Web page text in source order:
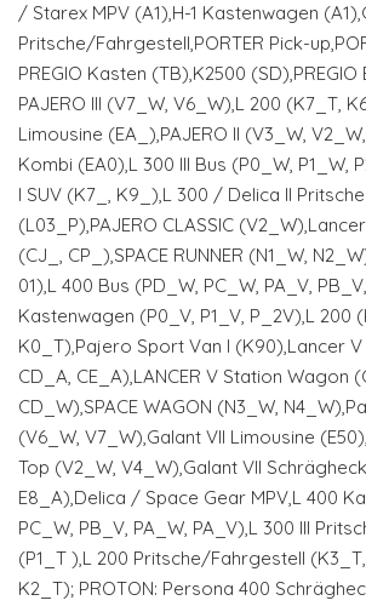
/ Starex MPV (A1),H-1 Kastenwagen
Pritsche/Fahrgestell,PORTER Pick-
PREGIO Kasten (TB),K2500 (SD),PREGIO
PAJERO III (V7_W, V6_W),L 200 (K7_T,
Limousine (EA_),PAJERO II (V3_W,
Kombi (EA0),L 300 III Bus (P0_W, P1_W,
I SUV (K7_, K9_),L 300 / Delica II
(L03_P),PAJERO CLASSIC
(CJ_, CP_),SPACE RUNNER (N1_W,
01),L 400 Bus (PD_W, PC_W, PA_V,
Kastenwagen (P0_V, P1_V, P_2V),L 200
K0_T),Pajero Sport Van I (K90),Lancer
CD_A, CE_A),LANCER V Station Wagon
CD_W),SPACE WAGON (N3_W,
(V6_W, V7_W),Galant VII Limousine
Top (V2_W, V4_W),Galant VII
E8_A),Delica / Space Gear MPV,L 400
PC_W, PB_V, PA_W, PA_V),L 300 III
(P1_T ),L 200 Pritsche/Fahrgestell
K2_T); PROTON: Persona 400